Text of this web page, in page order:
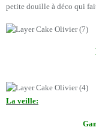
petite douille à déco qui
La veille: